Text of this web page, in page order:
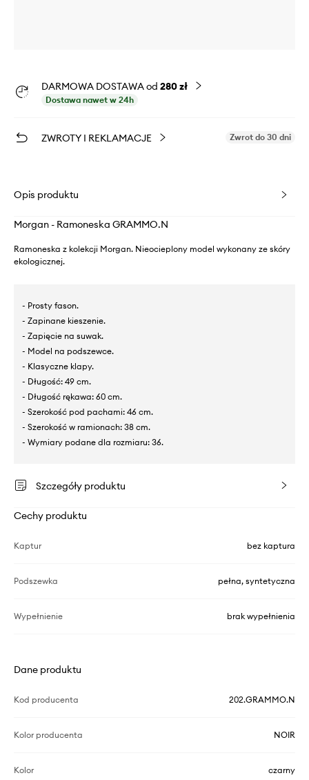
DARMOWA DOSTAWA od 280 zł
Dostawa nawet w 24h
ZWROTY I REKLAMACJE Zwrot do 30 dni
Opis produktu
Morgan - Ramoneska GRAMMO.N
Ramoneska z kolekcji Morgan. Nieocieplony model wykonany ze skóry
ekologicznej.
- Prosty fason.
- Zapinane kieszenie.
- Zapięcie na suwak.
- Model na podszewce.
- Klasyczne klapy.
- Długość: 49 cm.
- Długość rękawa: 60 cm.
- Szerokość pod pachami: 46 cm.
- Szerokość w ramionach: 38 cm.
- Wymiary podane dla rozmiaru: 36.
Szczegóły produktu
Cechy produktu
Kaptur bez kaptura
Podszewka pełna, syntetyczna
Wypełnienie brak wypełnienia
Dane produktu
Kod producenta 202.GRAMMO.N
Kolor producenta NOIR
Kolor czarny